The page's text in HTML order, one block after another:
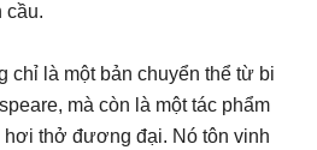
cầu.
chỉ là một bản chuyển thể từ bi
mà còn là một tác phẩm
hơi thở đương đại. Nó tôn vinh